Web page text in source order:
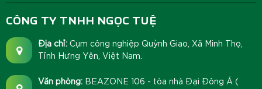
CÔNG TY TNHH NGỌC TUỆ
Địa chỉ: Cụm công nghiệp Quỳnh Giao, Xã Minh Thọ,
Tỉnh Hưng Yên, Việt Nam.
Văn phòng: BEAZONE 106 - tòa nhà Đại Đông Á (